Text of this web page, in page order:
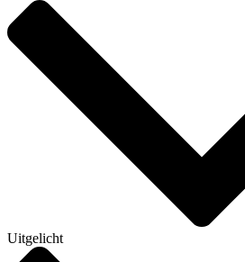
Uitgelicht